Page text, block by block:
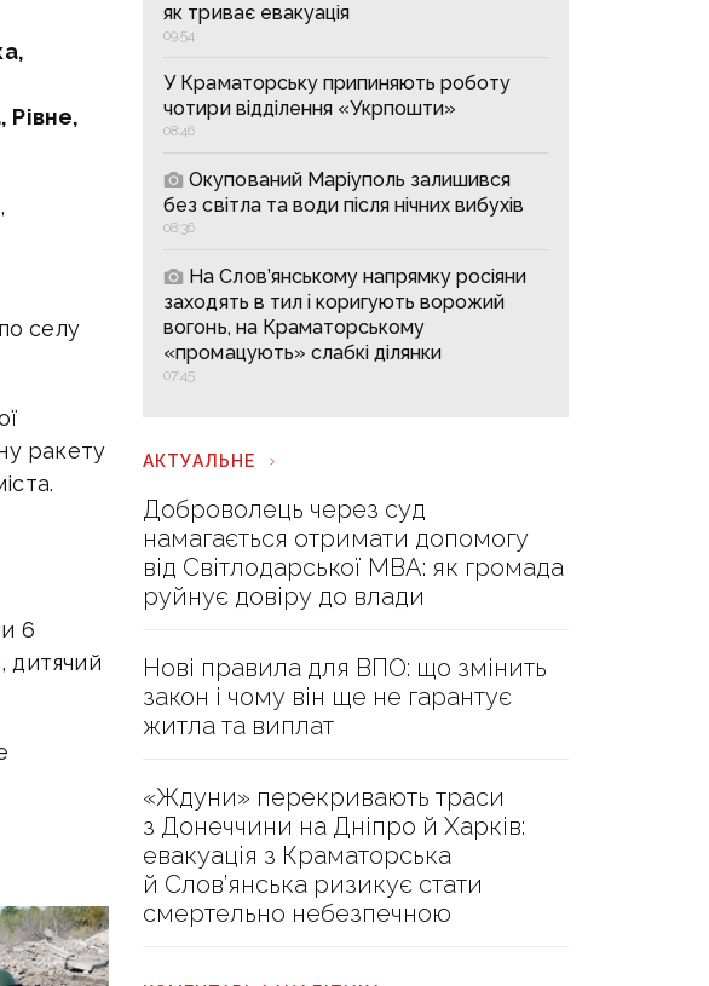
Рівне,
селу
ракету
6
дитячий
як триває евакуація
09:54
У Краматорську припиняють роботу
чотири відділення «Укрпошти»
08:46
Окупований Маріуполь залишився
без світла та води після нічних вибухів
08:36
На Слов’янському напрямку росіяни
заходять в тил і коригують ворожий
вогонь, на Краматорському
«промацують» слабкі ділянки
07:45
АКТУАЛЬНЕ
Доброволець через суд
намагається отримати допомогу
від Світлодарської МВА: як громада
руйнує довіру до влади
Нові правила для ВПО: що змінить
закон і чому він ще не гарантує
житла та виплат
«Ждуни» перекривають траси
з Донеччини на Дніпро й Харків:
евакуація з Краматорська
й Слов’янська ризикує стати
смертельно небезпечною